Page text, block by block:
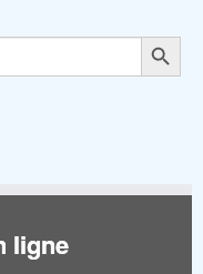
Search Button
ligne